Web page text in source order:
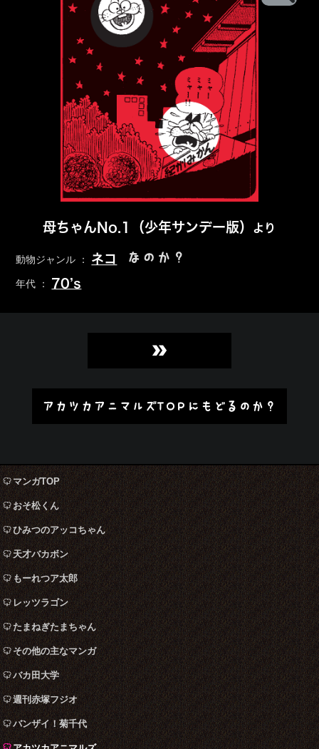
母ちゃんNo.1（少年サンデー版） より
動物ジャンル ： ネコ なのか？
年代 ： 70’s
»
アカツカアニマルズTOPにもどるのか？
マンガTOP
おそ松くん
ひみつのアッコちゃん
天才バカボン
もーれつア太郎
レッツラゴン
たまねぎたまちゃん
その他の主なマンガ
バカ田大学
週刊赤塚フジオ
バンザイ！菊千代